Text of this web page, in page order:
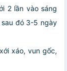
2 lần vào sáng
đó 3-5 ngày
xáo, vun gốc,